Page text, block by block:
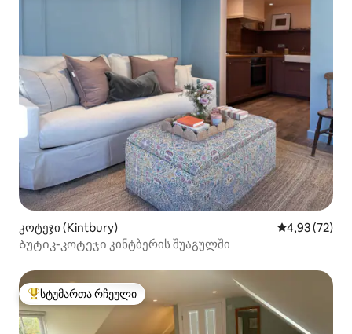
კოტეჯი (Kintbury) საშუალო
4,93 (72)
Ბუტიკ-კოტეჯი კინტბერის შუაგულში
სტუმართა რჩეული მოწინავე ვარიანტი
სტუმართა რჩეული